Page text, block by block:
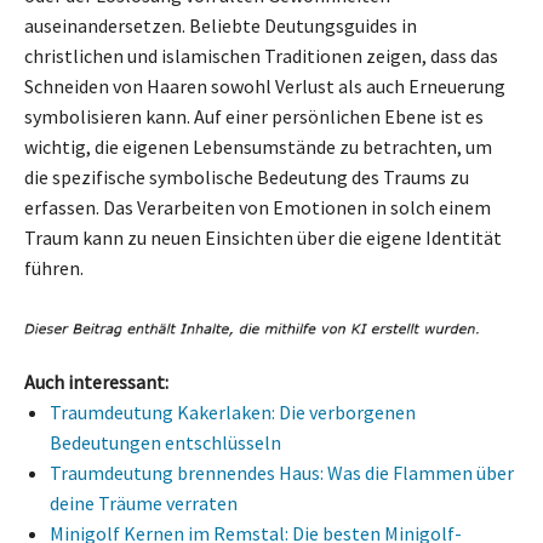
auseinandersetzen. Beliebte Deutungsguides in
christlichen und islamischen Traditionen zeigen, dass das
Schneiden von Haaren sowohl Verlust als auch Erneuerung
symbolisieren kann. Auf einer persönlichen Ebene ist es
wichtig, die eigenen Lebensumstände zu betrachten, um
die spezifische symbolische Bedeutung des Traums zu
erfassen. Das Verarbeiten von Emotionen in solch einem
Traum kann zu neuen Einsichten über die eigene Identität
führen.
Auch interessant:
Traumdeutung Kakerlaken: Die verborgenen
Bedeutungen entschlüsseln
Traumdeutung brennendes Haus: Was die Flammen über
deine Träume verraten
Minigolf Kernen im Remstal: Die besten Minigolf-